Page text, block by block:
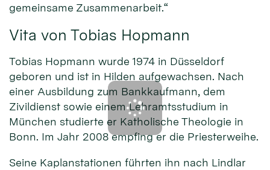
gemeinsame Zusammenarbeit.“
Vita von Tobias Hopmann
Tobias Hopmann wurde 1974 in Düsseldorf
geboren und ist in Hilden aufgewachsen. Nach
einer Ausbildung zum Bankkaufmann, dem
Zivildienst sowie einem Lehramtsstudium in
München studierte er Katholische Theologie in
Bonn. Im Jahr 2008 empfing er die Priesterweihe.
Seine Kaplanstationen führten ihn nach Lindlar